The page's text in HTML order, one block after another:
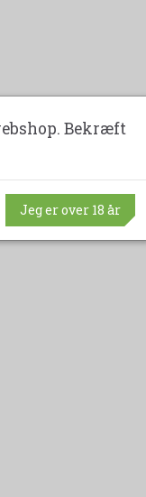
Bekræft
Jeg er over 18 år